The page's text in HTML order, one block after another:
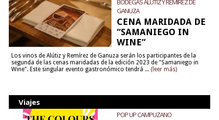
BODEGAS ALÚTIZ Y REMÍREZ DE
GANUZA
CENA MARIDADA DE
“SAMANIEGO IN
WINE”
Los vinos de Alútiz y Remírez de Ganuza serán los participantes de la
segunda de las cenas maridadas de la edición 2023 de "Samaniego in
Wine". Este singular evento gastronómico tendrá ... (leer más)
Viajes
POP UP CAMPUZANO